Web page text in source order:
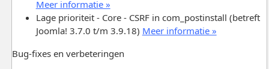
Meer informatie »
Lage prioriteit - Core - CSRF in com_postinstall (betreft
Joomla! 3.7.0 t/m 3.9.18) Meer informatie »
Bug-fixes en verbeteringen